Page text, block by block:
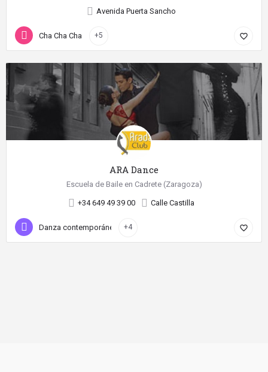
Avenida Puerta Sancho
Cha Cha Cha +5 favorite_border
ARA Dance
Escuela de Baile en Cadrete (Zaragoza)
+34 649 49 39 00 Calle Castilla
Danza contemporánea +4 favorite_border